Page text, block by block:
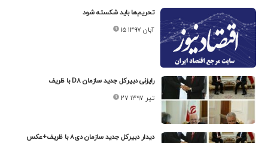
تحریم‌ها باید شکسته شود
۱۵ آبان ۱۳۹۷
رایزنی دبیرکل جدید سازمان D۸ با ظریف
۲۷ تیر ۱۳۹۷
دیدار دبیرکل جدید سازمان دی۸ با ظریف+عکس